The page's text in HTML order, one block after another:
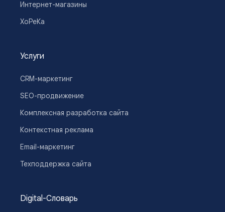
Интернет-магазины
ХоРеКа
Услуги
CRM-маркетинг
SEO-продвижение
Комплексная разработка сайта
Контекстная реклама
Email-маркетинг
Техподдержка сайта
Digital-Словарь